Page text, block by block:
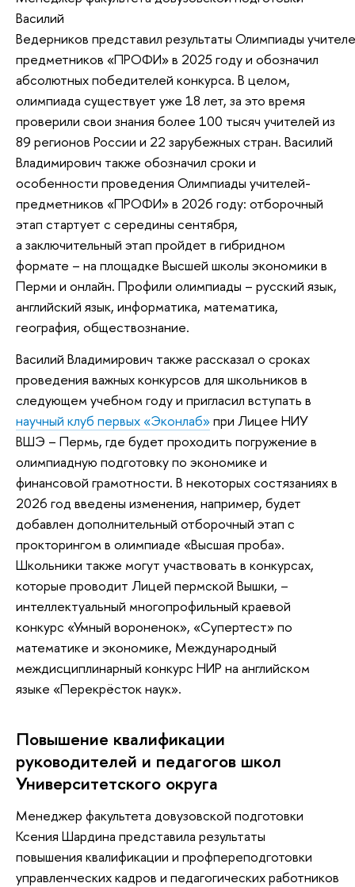
Василий
Ведерников представил результаты Олимпиады
предметников «ПРОФИ» в 2025 году и обозначил
абсолютных победителей конкурса. В целом,
олимпиада существует уже 18 лет, за это время
проверили свои знания более 100 тысяч учителей из
89 регионов России и 22 зарубежных стран. Василий
Владимирович также обозначил сроки и
особенности проведения Олимпиады учителей-
предметников «ПРОФИ» в 2026 году: отборочный
этап стартует с середины сентября,
а заключительный этап пройдет в гибридном
формате – на площадке Высшей школы экономики в
Перми и онлайн. Профили олимпиады – русский язык,
английский язык, информатика, математика,
география, обществознание.
Василий Владимирович также рассказал о сроках
проведения важных конкурсов для школьников в
следующем учебном году и пригласил вступать в
научный клуб первых «Эконлаб»при Лицее НИУ
ВШЭ – Пермь, где будет проходить погружение в
олимпиадную подготовку по экономике и
финансовой грамотности. В некоторых состязаниях в
2026 год введены изменения, например, будет
добавлен дополнительный отборочный этап с
прокторингом в олимпиаде «Высшая проба».
Школьники также могут участвовать в конкурсах,
которые проводит Лицей пермской Вышки, –
интеллектуальный многопрофильный краевой
конкурс «Умный вороненок», «Супертест» по
математике и экономике, Международный
междисциплинарный конкурс НИР на английском
языке «Перекрёсток наук».
Повышение квалификации
руководителей и педагогов школ
Университетского округа
Менеджер факультета довузовской подготовки
Ксения Шардина представила результаты
повышения квалификации и профпереподготовки
управленческих кадров и педагогических работников